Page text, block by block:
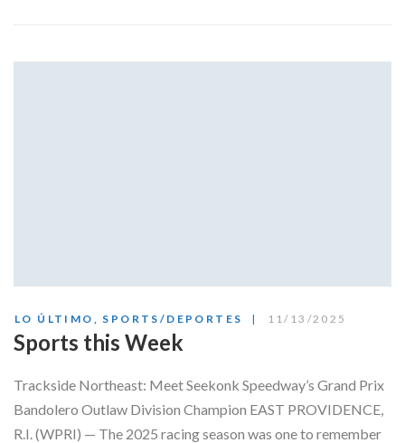
LO ÚLTIMO SPORTS/DEPORTES 11/13/2025
Sports this Week
Trackside Northeast: Meet Seekonk Speedway’s Grand Prix
Bandolero Outlaw Division Champion EAST PROVIDENCE,
R.I. (WPRI) — The 2025 racing season was one to remember